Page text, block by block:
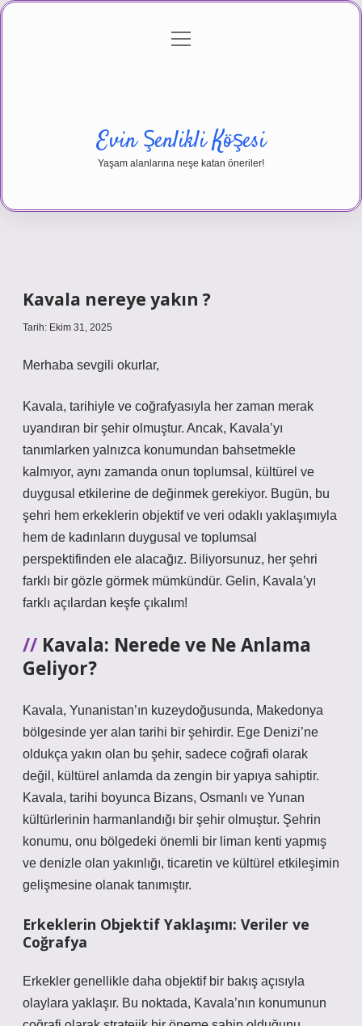
Gizlilik Politikası
menüyü
Evin Şenlikli Köşesi
Yaşam alanlarına neşe katan öneriler!
Kavala nereye yakın ?
Tarih: Ekim 31, 2025
Merhaba sevgili okurlar,
Kavala, tarihiyle ve coğrafyasıyla her zaman merak
uyandıran bir şehir olmuştur. Ancak, Kavala’yı
tanımlarken yalnızca konumundan bahsetmekle
kalmıyor, aynı zamanda onun toplumsal, kültürel ve
duygusal etkilerine de değinmek gerekiyor. Bugün, bu
şehri hem erkeklerin objektif ve veri odaklı yaklaşımıyla
hem de kadınların duygusal ve toplumsal
perspektifinden ele alacağız. Biliyorsunuz, her şehri
farklı bir gözle görmek mümkündür. Gelin, Kavala’yı
farklı açılardan keşfe çıkalım!
Kavala: Nerede ve Ne Anlama
Geliyor?
Kavala, Yunanistan’ın kuzeydoğusunda, Makedonya
bölgesinde yer alan tarihi bir şehirdir. Ege Denizi’ne
oldukça yakın olan bu şehir, sadece coğrafi olarak
değil, kültürel anlamda da zengin bir yapıya sahiptir.
Kavala, tarihi boyunca Bizans, Osmanlı ve Yunan
kültürlerinin harmanlandığı bir şehir olmuştur. Şehrin
konumu, onu bölgedeki önemli bir liman kenti yapmış
ve denizle olan yakınlığı, ticaretin ve kültürel etkileşimin
gelişmesine olanak tanımıştır.
Erkeklerin Objektif Yaklaşımı: Veriler ve
Coğrafya
Erkekler genellikle daha objektif bir bakış açısıyla
olaylara yaklaşır. Bu noktada, Kavala’nın konumunun